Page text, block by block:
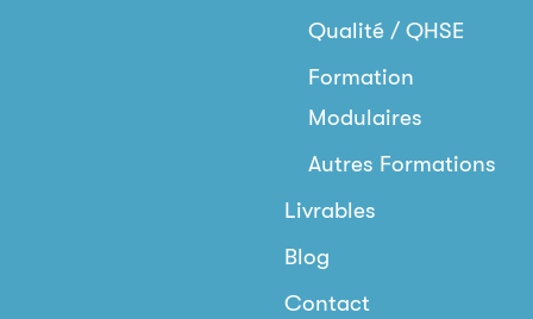
Qualité / QHSE
Formation
Modulaires
Autres Formations
Livrables
Blog
Contact